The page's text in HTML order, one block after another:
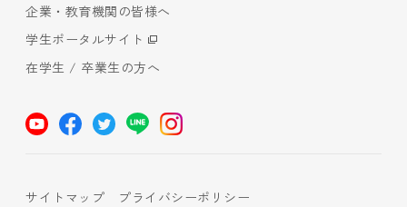
企業・教育機関の皆様へ
学生ポータルサイト
在学生 / 卒業生の方へ
サイトマップ
プライバシーポリシー